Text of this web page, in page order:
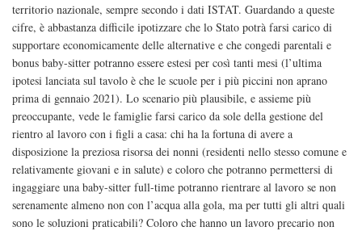
territorio nazionale, sempre secondo i dati ISTAT. Guardando a queste
cifre, è abbastanza difficile ipotizzare che lo Stato potrà farsi carico di
supportare economicamente delle alternative e che congedi parentali e
bonus baby-sitter potranno essere estesi per così tanti mesi (l’ultima
ipotesi lanciata sul tavolo è che le scuole per i più piccini non aprano
prima di gennaio 2021). Lo scenario più plausibile, e assieme più
preoccupante, vede le famiglie farsi carico da sole della gestione del
rientro al lavoro con i figli a casa: chi ha la fortuna di avere a
disposizione la preziosa risorsa dei nonni (residenti nello stesso comune e
relativamente giovani e in salute) e coloro che potranno permettersi di
ingaggiare una baby-sitter full-time potranno rientrare al lavoro se non
serenamente almeno non con l’acqua alla gola, ma per tutti gli altri quali
sono le soluzioni praticabili? Coloro che hanno un lavoro precario non